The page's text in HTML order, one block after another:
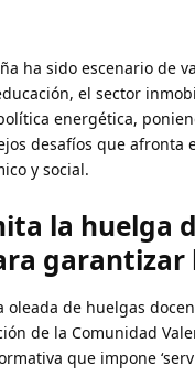
ha sido escenario de
el sector
energética,
desafíos que afronta
y social.
la huelga
garantizar
oleada de huelgas
de la Comunidad
que impone